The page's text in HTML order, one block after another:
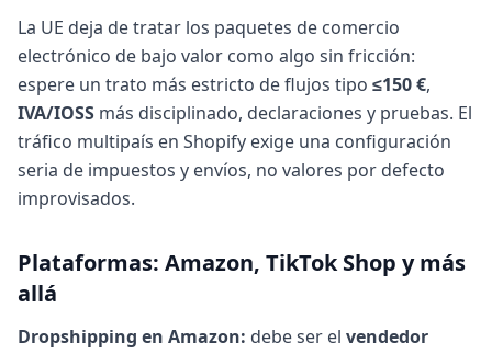
La UE deja de tratar los paquetes de comercio
electrónico de bajo valor como algo sin fricción:
espere un trato más estricto de flujos tipo ≤150 €,
IVA/IOSS más disciplinado, declaraciones y pruebas. El
tráfico multipaís en Shopify exige una configuración
seria de impuestos y envíos, no valores por defecto
improvisados.
Plataformas: Amazon, TikTok Shop y más
allá
Dropshipping en Amazon: debe ser el vendedor